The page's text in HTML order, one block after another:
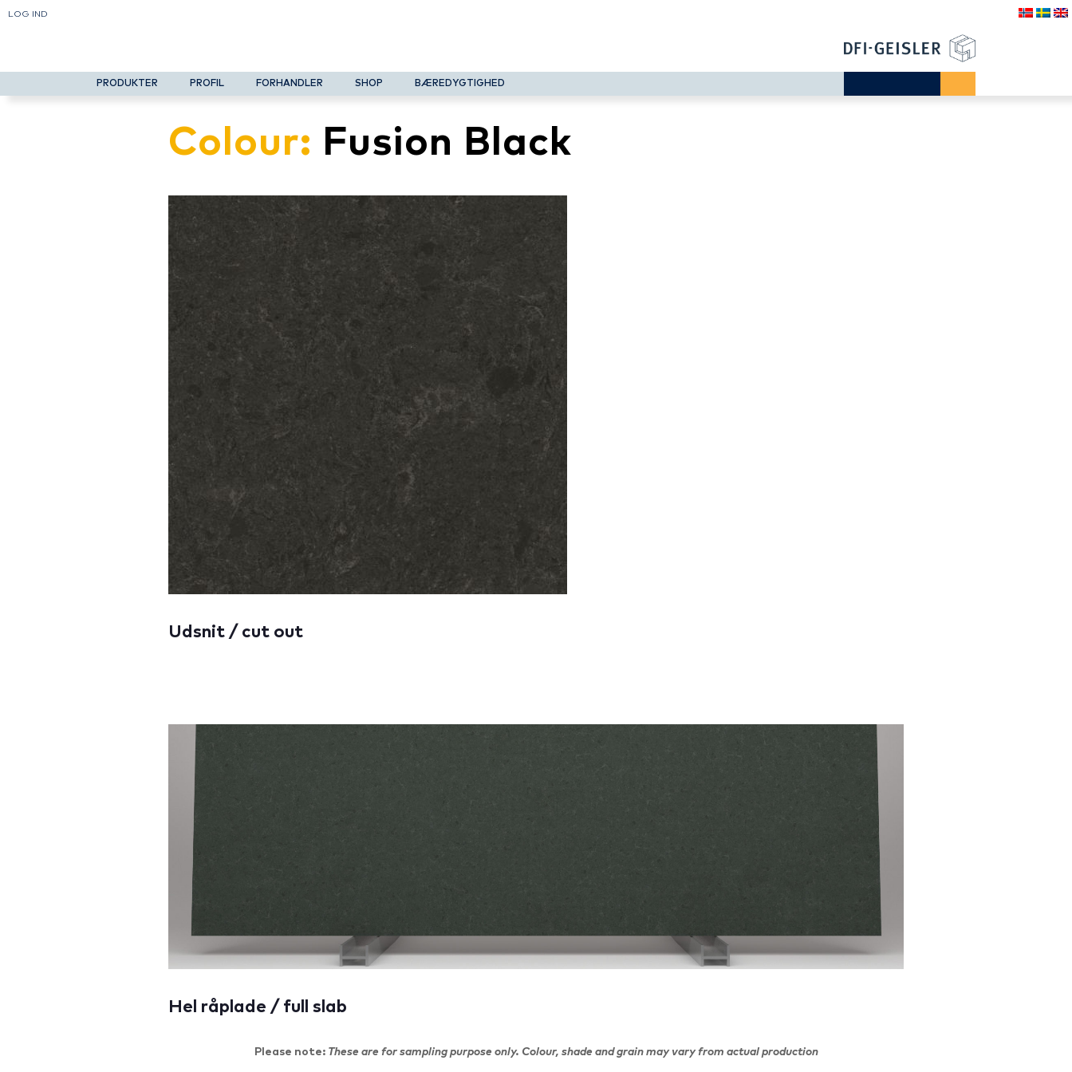
LOG IND
PRODUKTER PROFIL FORHANDLER SHOP BÆREDYGTIGHED
Colour: Fusion Black
Udsnit / cut out
Hel råplade / full slab
Please note: These are for sampling purpose only. Colour, shade and grain may vary from actual production